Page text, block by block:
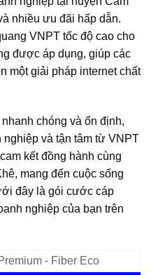
nhiều ưu đãi hấp dẫn.
VNPT tốc độ cao cho
được áp dụng, giúp các
một giải pháp internet chất
chóng và ổn định,
và tận tâm từ VNPT
kết đồng hành cùng
mang đến cuộc sống
đây là gói cước cáp
nghiệp của bạn trên
- Fiber Eco